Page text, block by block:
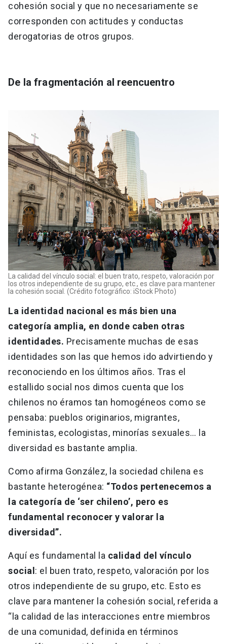
cohesión social y que no necesariamente se
corresponden con actitudes y conductas
derogatorias de otros grupos.
De la fragmentación al reencuentro
La calidad del vínculo social: el buen trato, respeto, valoración por
los otros independiente de su grupo, etc., es clave para mantener
la cohesión social. (Crédito fotográfico: iStock Photo)
La identidad nacional es más bien una
categoría amplia, en donde caben otras
identidades. Precisamente muchas de esas
identidades son las que hemos ido advirtiendo y
reconociendo en los últimos años. Tras el
estallido social nos dimos cuenta que los
chilenos no éramos tan homogéneos como se
pensaba: pueblos originarios, migrantes,
feministas, ecologistas, minorías sexuales… la
diversidad es bastante amplia.
Como afirma González, la sociedad chilena es
bastante heterogénea: “Todos pertenecemos a
la categoría de ‘ser chileno’, pero es
fundamental reconocer y valorar la
diversidad”.
Aquí es fundamental la calidad del vínculo
social : el buen trato, respeto, valoración por los
otros independiente de su grupo, etc. Esto es
clave para mantener la cohesión social, referida a
“la calidad de las interacciones entre miembros
de una comunidad, definida en términos